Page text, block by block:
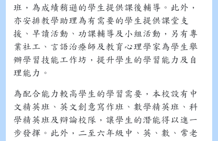
班，為成績稍遜的學生提供課後輔導。此外，
亦安排教學助理為有需要的學生提供課堂支
援、早讀活動、功課輔導及小組活動，另有專
業社工、言語治療師及教育心理學家為學生舉
辦學習技能工作坊，提升學生的學習能力及自
理能力。
為配合能力較高學生的學習需要，本校設有中
文精英班、英文創意寫作班、數學精英班、科
學精英班及辯論校隊，讓學生的潛能得以進一
步發揮。此外，二至六年級中、英、數、常老